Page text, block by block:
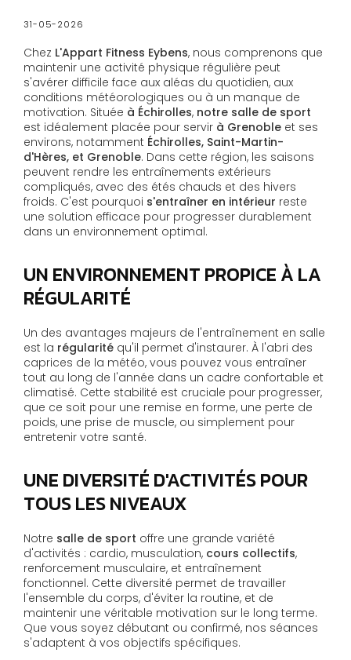
31-05-2026
Chez L'Appart Fitness Eybens, nous comprenons que
maintenir une activité physique régulière peut
s'avérer difficile face aux aléas du quotidien, aux
conditions météorologiques ou à un manque de
motivation. Située à Échirolles, notre salle de sport
est idéalement placée pour servir à Grenoble et ses
environs, notamment Échirolles, Saint-Martin-
d'Hères, et Grenoble. Dans cette région, les saisons
peuvent rendre les entraînements extérieurs
compliqués, avec des étés chauds et des hivers
froids. C'est pourquoi s'entraîner en intérieur reste
une solution efficace pour progresser durablement
dans un environnement optimal.
UN ENVIRONNEMENT PROPICE À LA
RÉGULARITÉ
Un des avantages majeurs de l'entraînement en salle
est la régularité qu'il permet d'instaurer. À l'abri des
caprices de la météo, vous pouvez vous entraîner
tout au long de l'année dans un cadre confortable et
climatisé. Cette stabilité est cruciale pour progresser,
que ce soit pour une remise en forme, une perte de
poids, une prise de muscle, ou simplement pour
entretenir votre santé.
UNE DIVERSITÉ D'ACTIVITÉS POUR
TOUS LES NIVEAUX
Notre salle de sport offre une grande variété
d'activités : cardio, musculation, cours collectifs,
renforcement musculaire, et entraînement
fonctionnel. Cette diversité permet de travailler
l'ensemble du corps, d'éviter la routine, et de
maintenir une véritable motivation sur le long terme.
Que vous soyez débutant ou confirmé, nos séances
s'adaptent à vos objectifs spécifiques.